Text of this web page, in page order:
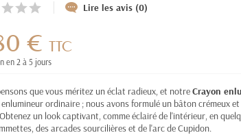
Lire les avis (0)
€TTC
en 2 à 5 jours
que vous méritez un éclat radieux, et notreCrayon
ordinaire ; nous avons formulé un bâton crémeux
un look captivant, comme éclairé de l'intérieur, en
des arcades sourcilières et de l'arc de Cupidon.